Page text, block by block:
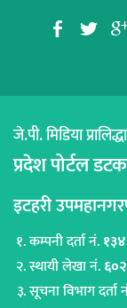
b a
जे.पी. मिडिया
प्रदेश पोर्टल
इटहरी
कम्पनी दर्ता नं.
स्थायी लेखा नं.
सूचना विभाग दर्ता